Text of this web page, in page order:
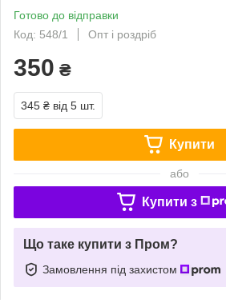
Готово до відправки
Код: 548/1
Опт і роздріб
350 ₴
345 ₴ від 5 шт.
Купити
або
Купити з
Що таке купити з Пром?
Замовлення під захистом